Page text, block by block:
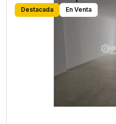
Destacada En Venta